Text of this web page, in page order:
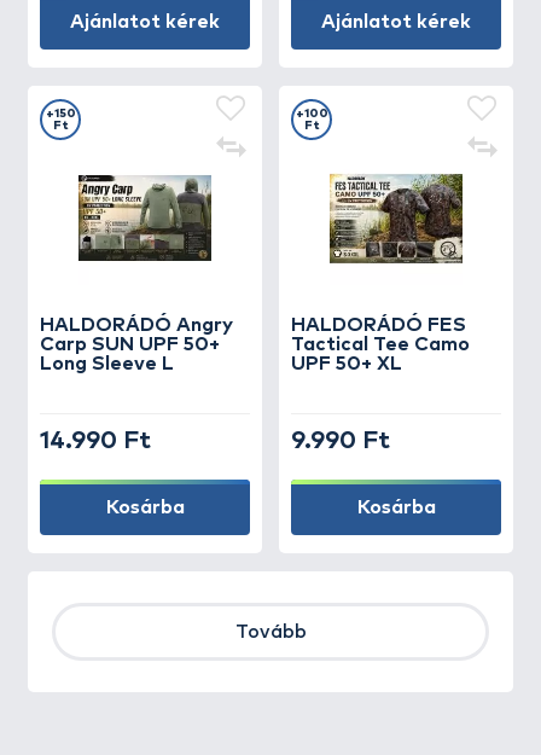
Ajánlatot kérek Ajánlatot kérek
HALDORÁDÓ Angry
Carp SUN UPF 50+
Long Sleeve L
+150
Ft
14.990 Ft
Kosárba
HALDORÁDÓ FES
Tactical Tee Camo
UPF 50+ XL
+100
Ft
9.990 Ft
Kosárba
Tovább